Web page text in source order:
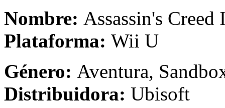
Nombre:
Plataforma: Wii U
Género:
Distribuidora: Ubisoft